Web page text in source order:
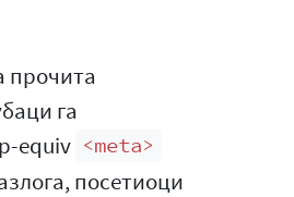
прочита
га
equiv <meta>
посетиоци